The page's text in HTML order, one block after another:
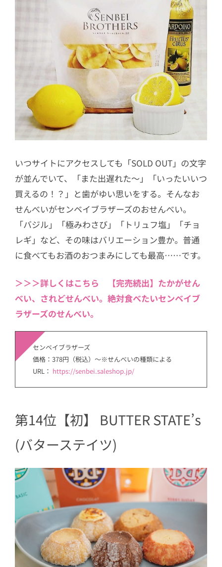
いつサイトにアクセスしても「SOLD OUT」の文字
が並んでいて、「また出遅れた～」「いったいいつ
買えるの！？」と歯がゆい思いをする。そんなお
せんべいがセンベイブラザーズのおせんべい。
「バジル」「極みわさび」「トリュフ塩」「チョ
レギ」など、その味はバリエーション豊か。普通
に食べてもお酒のおつまみにしても最高……です。
＞＞＞詳しくはこちら 【完売続出】たかがせん
べい、されどせんべい。絶対食べたいセンベイブ
ラザーズのせんべい。
センベイブラザーズ
価格：378円（税込）～※せんべいの種類による
URL： https://senbei.saleshop.jp/
第14位【初】 BUTTER STATE’s
(バターステイツ)